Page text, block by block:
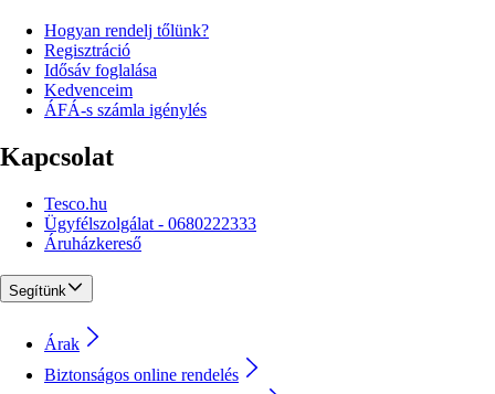
Hogyan rendelj tőlünk?
Regisztráció
Idősáv foglalása
Kedvenceim
ÁFÁ-s számla igénylés
Kapcsolat
Tesco.hu
Ügyfélszolgálat - 0680222333
Áruházkereső
Segítünk
Árak
Biztonságos online rendelés